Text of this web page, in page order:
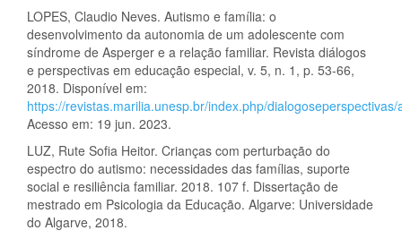
LOPES, Claudio Neves. Autismo e família: o
desenvolvimento da autonomia de um adolescente com
síndrome de Asperger e a relação familiar. Revista diálogos
e perspectivas em educação especial, v. 5, n. 1, p. 53-66,
2018. Disponível em:
https://revistas.marilia.unesp.br/index.php/
Acesso em: 19 jun. 2023.
LUZ, Rute Sofia Heitor. Crianças com perturbação do
espectro do autismo: necessidades das famílias, suporte
social e resiliência familiar. 2018. 107 f. Dissertação de
mestrado em Psicologia da Educação. Algarve: Universidade
do Algarve, 2018.